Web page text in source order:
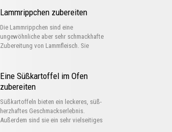
Lammrippchen zubereiten
Die Lammrippchen sind eine
ungewöhnliche aber sehr schmackhafte
Zubereitung von Lammfleisch. Sie
Eine Süßkartoffel im Ofen
zubereiten
Süßkartoffeln bieten ein leckeres, süß-
herzhaftes Geschmackserlebnis.
Außerdem sind sie ein sehr vielseitiges